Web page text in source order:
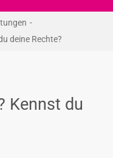
deine Rechte?
Kennst du